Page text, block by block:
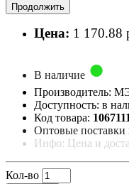
Продолжить
Цена: 1 170.88
В наличие
Производитель:
Доступность: в
Код товара:
Оптовые поставки
Инфо: Цена и
Кол-во